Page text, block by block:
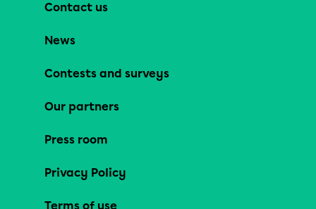
Contact us
News
Contests and surveys
Our partners
Press room
Privacy Policy
Terms of use